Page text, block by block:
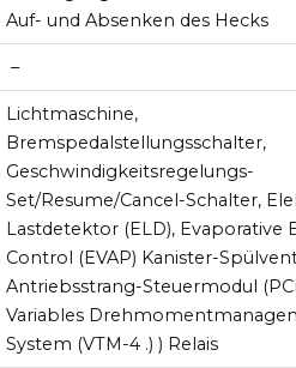
Auf- und Absenken des Hecks
–
Lichtmaschine,
Bremspedalstellungsschalter,
Geschwindigkeitsregelungs-
Set/Resume/Cancel-Schalter,
Lastdetektor (ELD), Evaporative
Control (EVAP) Kanister-
Antriebsstrang-Steuermodul
Variables
System (VTM-4 .) ) Relais